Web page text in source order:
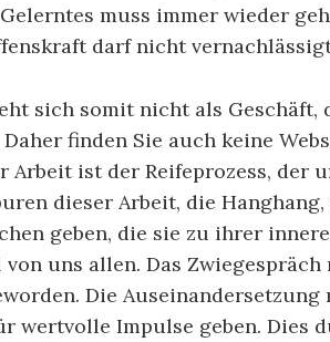
muss immer wieder
darf nicht
sich somit nicht als Geschäft,
finden Sie auch keine
Arbeit ist der Reifeprozess, der
dieser Arbeit, die
geben, die sie zu ihrer
uns allen. Das
Die Auseinandersetzung
wertvolle Impulse geben. Dies